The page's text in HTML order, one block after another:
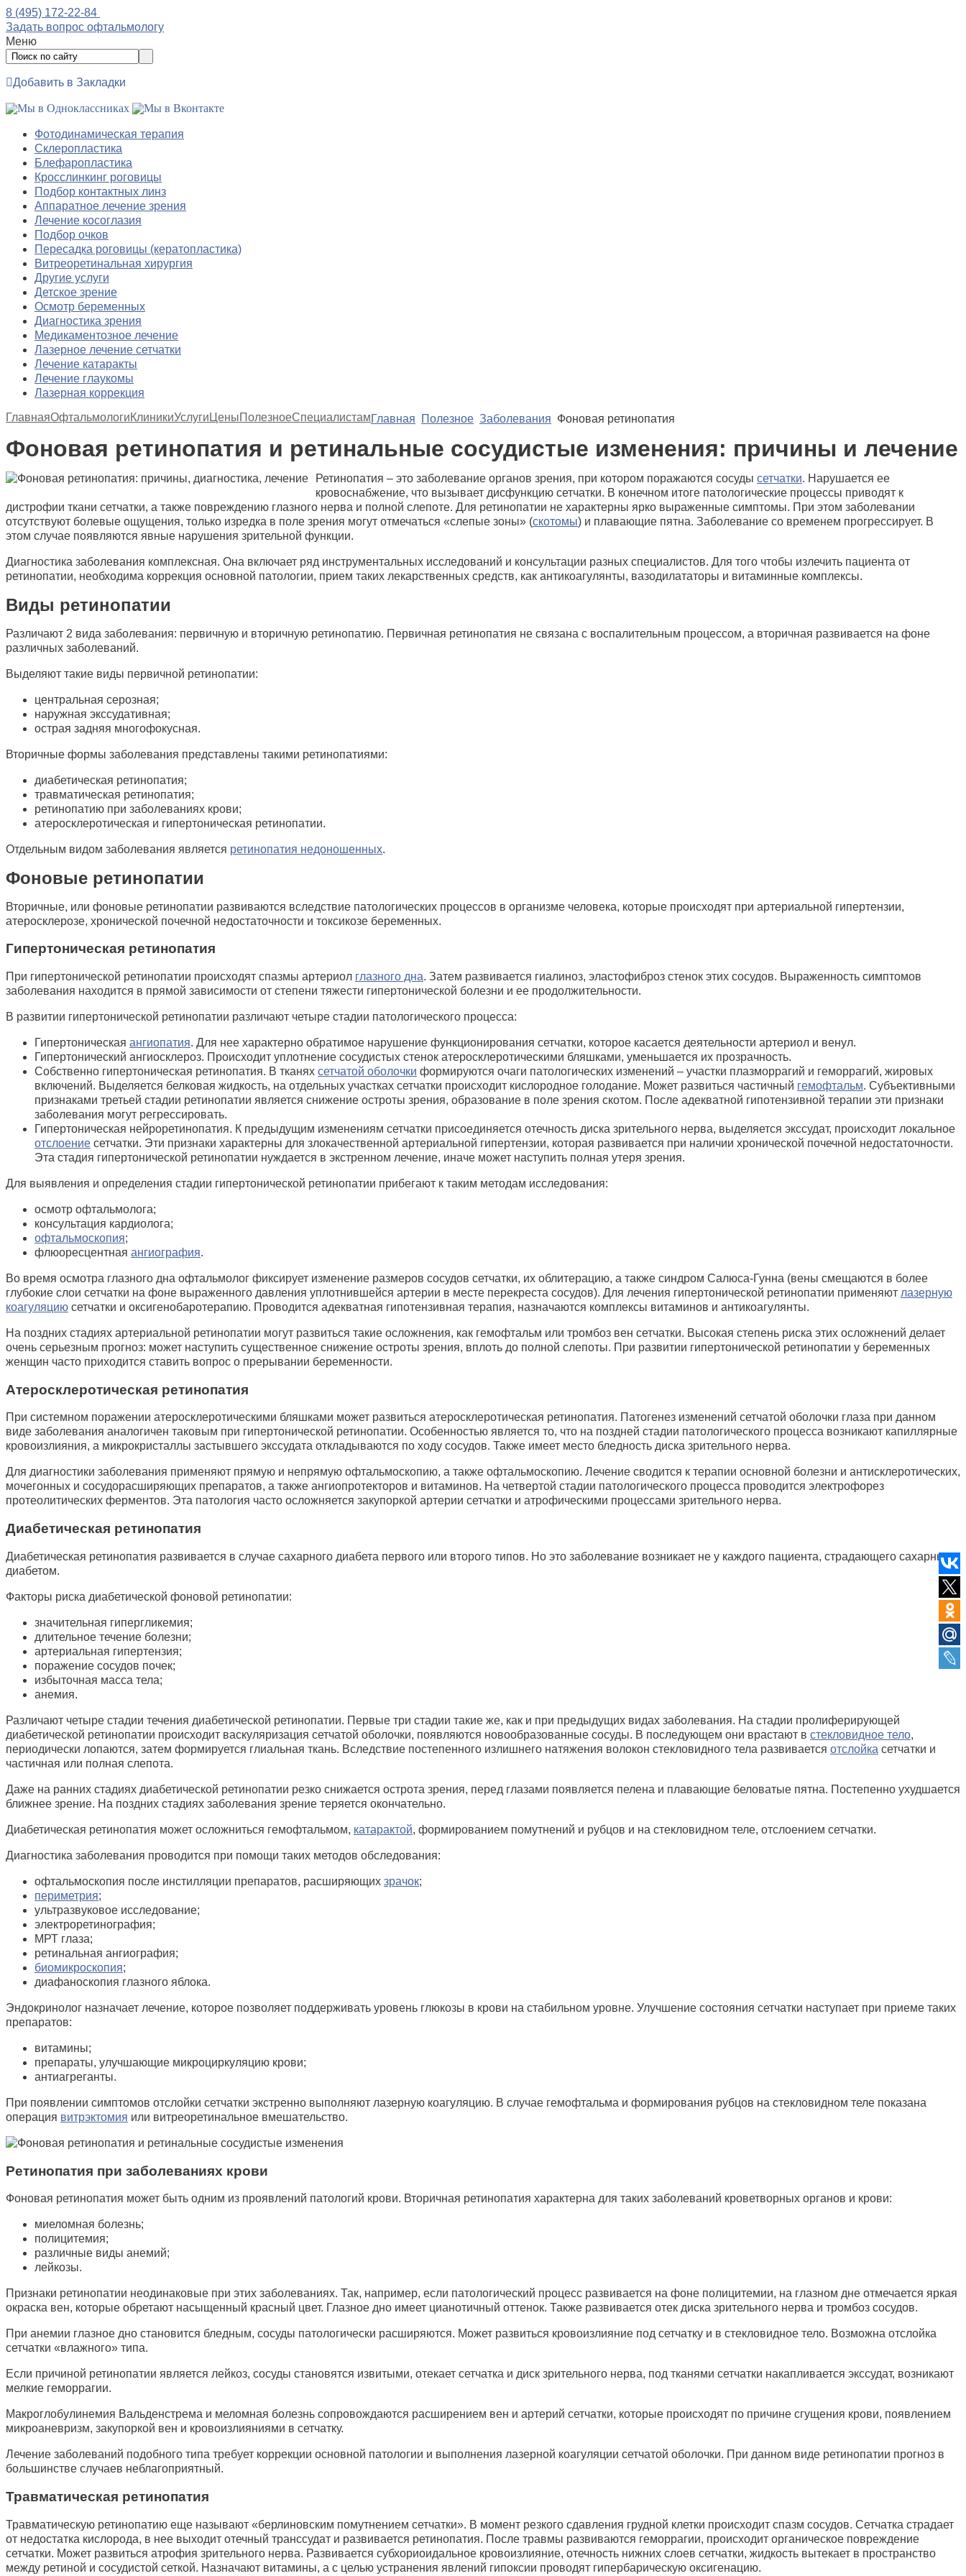
8 (495) 172-22-84
Задать вопрос офтальмологу
Меню
Добавить в Закладки
Фотодинамическая терапия
Склеропластика
Блефаропластика
Кросслинкинг роговицы
Подбор контактных линз
Аппаратное лечение зрения
Лечение косоглазия
Подбор очков
Пересадка роговицы (кератопластика)
Витреоретинальная хирургия
Другие услуги
Детское зрение
Осмотр беременных
Диагностика зрения
Медикаментозное лечение
Лазерное лечение сетчатки
Лечение катаракты
Лечение глаукомы
Лазерная коррекция
ГлавнаяОфтальмологиКлиникиУслуги ЦеныПолезноеСпециалистамГлавная Полезное Заболевания Фоновая ретинопатия
Фоновая ретинопатия и ретинальные сосудистые изменения: причины и лечение
Ретинопатия – это заболевание органов зрения, при котором поражаются сосуды сетчатки. Нарушается ее
кровоснабжение, что вызывает дисфункцию сетчатки. В конечном итоге патологические процессы приводят к
дистрофии ткани сетчатки, а также повреждению глазного нерва и полной слепоте. Для ретинопатии не характерны ярко выраженные симптомы. При этом заболевании
отсутствуют болевые ощущения, только изредка в поле зрения могут отмечаться «слепые зоны» (скотомы) и плавающие пятна. Заболевание со временем прогрессирует. В
этом случае появляются явные нарушения зрительной функции.
Диагностика заболевания комплексная. Она включает ряд инструментальных исследований и консультации разных специалистов. Для того чтобы излечить пациента от
ретинопатии, необходима коррекция основной патологии, прием таких лекарственных средств, как антикоагулянты, вазодилататоры и витаминные комплексы.
Виды ретинопатии
Различают 2 вида заболевания: первичную и вторичную ретинопатию. Первичная ретинопатия не связана с воспалительным процессом, а вторичная развивается на фоне
различных заболеваний.
Выделяют такие виды первичной ретинопатии:
центральная серозная;
наружная экссудативная;
острая задняя многофокусная.
Вторичные формы заболевания представлены такими ретинопатиями:
диабетическая ретинопатия;
травматическая ретинопатия;
ретинопатию при заболеваниях крови;
атеросклеротическая и гипертоническая ретинопатии.
Отдельным видом заболевания является ретинопатия недоношенных.
Фоновые ретинопатии
Вторичные, или фоновые ретинопатии развиваются вследствие патологических процессов в организме человека, которые происходят при артериальной гипертензии,
атеросклерозе, хронической почечной недостаточности и токсикозе беременных.
Гипертоническая ретинопатия
При гипертонической ретинопатии происходят спазмы артериол глазного дна. Затем развивается гиалиноз, эластофиброз стенок этих сосудов. Выраженность симптомов
заболевания находится в прямой зависимости от степени тяжести гипертонической болезни и ее продолжительности.
В развитии гипертонической ретинопатии различают четыре стадии патологического процесса:
Гипертоническая ангиопатия. Для нее характерно обратимое нарушение функционирования сетчатки, которое касается деятельности артериол и венул.
Гипертонический ангиосклероз. Происходит уплотнение сосудистых стенок атеросклеротическими бляшками, уменьшается их прозрачность.
Собственно гипертоническая ретинопатия. В тканях сетчатой оболочки формируются очаги патологических изменений – участки плазморрагий и геморрагий, жировых
включений. Выделяется белковая жидкость, на отдельных участках сетчатки происходит кислородное голодание. Может развиться частичный гемофтальм. Субъективными
признаками третьей стадии ретинопатии является снижение остроты зрения, образование в поле зрения скотом. После адекватной гипотензивной терапии эти признаки
заболевания могут регрессировать.
Гипертоническая нейроретинопатия. К предыдущим изменениям сетчатки присоединяется отечность диска зрительного нерва, выделяется экссудат, происходит локальное
отслоение сетчатки. Эти признаки характерны для злокачественной артериальной гипертензии, которая развивается при наличии хронической почечной недостаточности.
Эта стадия гипертонической ретинопатии нуждается в экстренном лечение, иначе может наступить полная утеря зрения.
Для выявления и определения стадии гипертонической ретинопатии прибегают к таким методам исследования:
осмотр офтальмолога;
консультация кардиолога;
офтальмоскопия;
флюоресцентная ангиография.
Во время осмотра глазного дна офтальмолог фиксирует изменение размеров сосудов сетчатки, их облитерацию, а также синдром Салюса-Гунна (вены смещаются в более
глубокие слои сетчатки на фоне выраженного давления уплотнившейся артерии в месте перекреста сосудов). Для лечения гипертонической ретинопатии применяют лазерную
коагуляцию сетчатки и оксигенобаротерапию. Проводится адекватная гипотензивная терапия, назначаются комплексы витаминов и антикоагулянты.
На поздних стадиях артериальной ретинопатии могут развиться такие осложнения, как гемофтальм или тромбоз вен сетчатки. Высокая степень риска этих осложнений делает
очень серьезным прогноз: может наступить существенное снижение остроты зрения, вплоть до полной слепоты. При развитии гипертонической ретинопатии у беременных
женщин часто приходится ставить вопрос о прерывании беременности.
Атеросклеротическая ретинопатия
При системном поражении атеросклеротическими бляшками может развиться атеросклеротическая ретинопатия. Патогенез изменений сетчатой оболочки глаза при данном
виде заболевания аналогичен таковым при гипертонической ретинопатии. Особенностью является то, что на поздней стадии патологического процесса возникают капиллярные
кровоизлияния, а микрокристаллы застывшего экссудата откладываются по ходу сосудов. Также имеет место бледность диска зрительного нерва.
Для диагностики заболевания применяют прямую и непрямую офтальмоскопию, а также офтальмоскопию. Лечение сводится к терапии основной болезни и антисклеротических,
мочегонных и сосудорасширяющих препаратов, а также ангиопротекторов и витаминов. На четвертой стадии патологического процесса проводится электрофорез
протеолитических ферментов. Эта патология часто осложняется закупоркой артерии сетчатки и атрофическими процессами зрительного нерва.
Диабетическая ретинопатия
Диабетическая ретинопатия развивается в случае сахарного диабета первого или второго типов. Но это заболевание возникает не у каждого пациента, страдающего сахарным
диабетом.
Факторы риска диабетической фоновой ретинопатии:
значительная гипергликемия;
длительное течение болезни;
артериальная гипертензия;
поражение сосудов почек;
избыточная масса тела;
анемия.
Различают четыре стадии течения диабетической ретинопатии. Первые три стадии такие же, как и при предыдущих видах заболевания. На стадии пролиферирующей
диабетической ретинопатии происходит васкуляризация сетчатой оболочки, появляются новообразованные сосуды. В последующем они врастают в стекловидное тело,
периодически лопаются, затем формируется глиальная ткань. Вследствие постепенного излишнего натяжения волокон стекловидного тела развивается отслойка сетчатки и
частичная или полная слепота.
Даже на ранних стадиях диабетической ретинопатии резко снижается острота зрения, перед глазами появляется пелена и плавающие беловатые пятна. Постепенно ухудшается
ближнее зрение. На поздних стадиях заболевания зрение теряется окончательно.
Диабетическая ретинопатия может осложниться гемофтальмом, катарактой, формированием помутнений и рубцов и на стекловидном теле, отслоением сетчатки.
Диагностика заболевания проводится при помощи таких методов обследования:
офтальмоскопия после инстилляции препаратов, расширяющих зрачок;
периметрия;
ультразвуковое исследование;
электроретинография;
МРТ глаза;
ретинальная ангиография;
биомикроскопия;
диафаноскопия глазного яблока.
Эндокринолог назначает лечение, которое позволяет поддерживать уровень глюкозы в крови на стабильном уровне. Улучшение состояния сетчатки наступает при приеме таких
препаратов:
витамины;
препараты, улучшающие микроциркуляцию крови;
антиагреганты.
При появлении симптомов отслойки сетчатки экстренно выполняют лазерную коагуляцию. В случае гемофтальма и формирования рубцов на стекловидном теле показана
операция витрэктомия или витреоретинальное вмешательство.
Ретинопатия при заболеваниях крови
Фоновая ретинопатия может быть одним из проявлений патологий крови. Вторичная ретинопатия характерна для таких заболеваний кроветворных органов и крови:
миеломная болезнь;
полицитемия;
различные виды анемий;
лейкозы.
Признаки ретинопатии неодинаковые при этих заболеваниях. Так, например, если патологический процесс развивается на фоне полицитемии, на глазном дне отмечается яркая
окраска вен, которые обретают насыщенный красный цвет. Глазное дно имеет цианотичный оттенок. Также развивается отек диска зрительного нерва и тромбоз сосудов.
При анемии глазное дно становится бледным, сосуды патологически расширяются. Может развиться кровоизлияние под сетчатку и в стекловидное тело. Возможна отслойка
сетчатки «влажного» типа.
Если причиной ретинопатии является лейкоз, сосуды становятся извитыми, отекает сетчатка и диск зрительного нерва, под тканями сетчатки накапливается экссудат, возникают
мелкие геморрагии.
Макроглобулинемия Вальденстрема и меломная болезнь сопровождаются расширением вен и артерий сетчатки, которые происходят по причине сгущения крови, появлением
микроаневризм, закупоркой вен и кровоизлияниями в сетчатку.
Лечение заболеваний подобного типа требует коррекции основной патологии и выполнения лазерной коагуляции сетчатой оболочки. При данном виде ретинопатии прогноз в
большинстве случаев неблагоприятный.
Травматическая ретинопатия
Травматическую ретинопатию еще называют «берлиновским помутнением сетчатки». В момент резкого сдавления грудной клетки происходит спазм сосудов. Сетчатка страдает
от недостатка кислорода, в нее выходит отечный транссудат и развивается ретинопатия. После травмы развиваются геморрагии, происходит органическое повреждение
сетчатки. Может развиться атрофия зрительного нерва. Развивается субхориоидальное кровоизлияние, отечность нижних слоев сетчатки, жидкость вытекает в пространство
между ретиной и сосудистой сеткой. Назначают витамины, а с целью устранения явлений гипоксии проводят гипербарическую оксигенацию.